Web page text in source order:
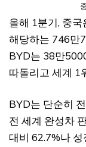
올해 1분기, 중
해당하는 746만
BYD는 38만
따돌리고 세계 1
BYD는 단순히
전 세계 완성차
대비 62.7%나